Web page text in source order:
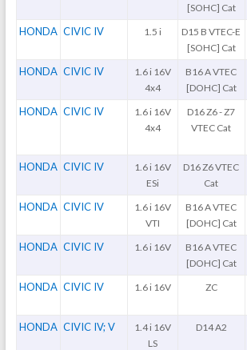
[SOHC] Cat
HONDA CIVIC IV 1.5 i
D15 B VTEC-E
[SOHC] Cat
HONDA CIVIC IV
1.6 i 16V
4x4
B16 A VTEC
[DOHC] Cat
HONDA CIVIC IV
1.6 i 16V
4x4
D16 Z6 - Z7
VTEC Cat
HONDA CIVIC IV
1.6 i 16V
ESi
D16 Z6 VTEC
Cat
HONDA CIVIC IV
1.6 i 16V
VTI
B16 A VTEC
[DOHC] Cat
HONDA CIVIC IV 1.6 i 16V
B16 A VTEC
[DOHC] Cat
HONDA CIVIC IV 1.6 i 16V ZC
HONDA CIVIC IV; V
1.4 i 16V
LS
D14 A2